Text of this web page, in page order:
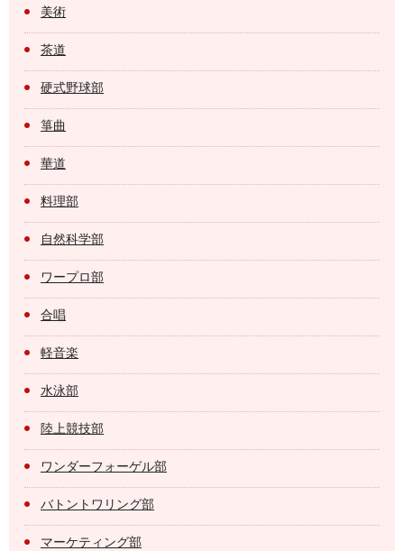
美術
茶道
硬式野球部
箏曲
華道
料理部
自然科学部
ワープロ部
合唱
軽音楽
水泳部
陸上競技部
ワンダーフォーゲル部
バトントワリング部
マーケティング部